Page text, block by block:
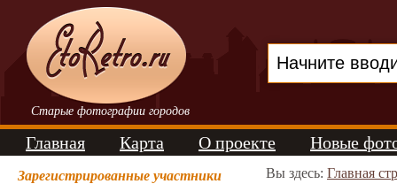
Старые фотографии городов
Главная Карта О проекте Новые
Зарегистрированные участники Вы здесь: Главная